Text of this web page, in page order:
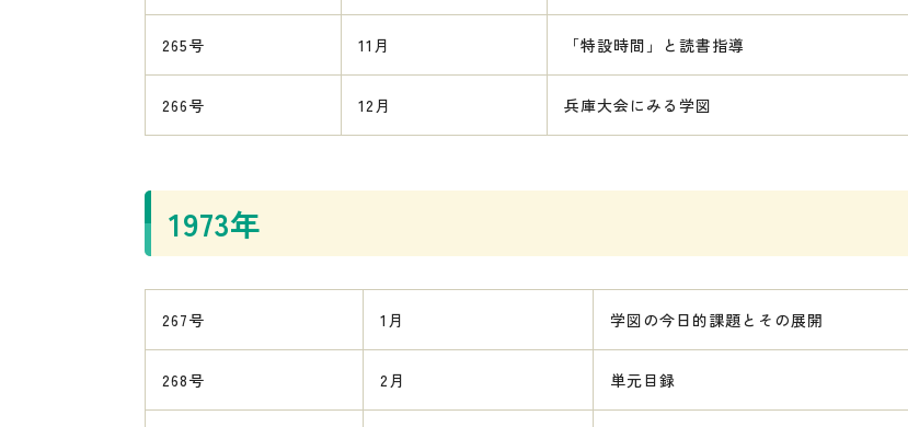
265号 11月 「特設時間」と読書指導
266号 12月 兵庫大会にみる学図
1973年
267号 1月 学図の今日的課題とその展開
268号 2月 単元目録